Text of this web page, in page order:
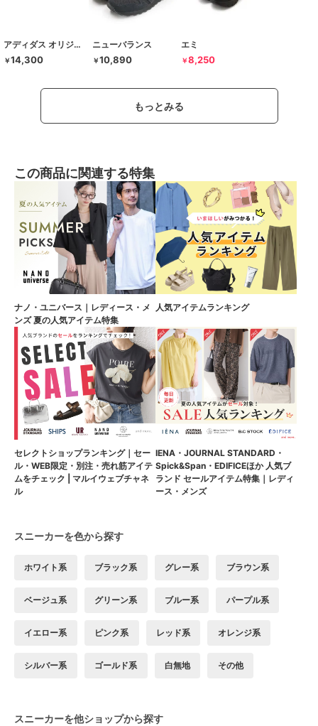
アディダス オリジナルス
￥14,300
ニューバランス
￥10,890
エミ
￥8,250
もっとみる
この商品に関連する特集
ナノ・ユニバース｜レディース・メ
ンズ 夏の人気アイテム特集
人気アイテムランキング
セレクトショップランキング｜セー
ル・WEB限定・別注・売れ筋アイテ
ムをチェック | マルイウェブチャネ
ル
IENA・JOURNAL STANDARD・
Spick&Span・EDIFICEほか 人気ブ
ランド セールアイテム特集｜レディ
ース・メンズ
スニーカーを色から探す
ホワイト系 ブラック系 グレー系 ブラウン系
ベージュ系 グリーン系 ブルー系 パープル系
イエロー系 ピンク系 レッド系 オレンジ系
シルバー系 ゴールド系 白無地 その他
スニーカーを他ショップから探す